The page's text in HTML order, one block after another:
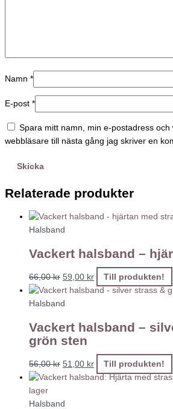
Namn *
E-post *
Spara mitt namn, min e-postadress och
webbläsare till nästa gång jag skriver en
Relaterade produkter
Halsband
Vackert halsband –
66,00kr 59,00 kr Till produkten!
Halsband
Vackert halsband –
grön sten
56,00kr 51,00 kr Till produkten!
lager
Halsband